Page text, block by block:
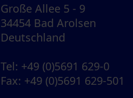
Große Allee 5 - 9
34454 Bad Arolsen
Deutschland
Tel: +49 (0)5691 629-0
Fax: +49 (0)5691 629-501